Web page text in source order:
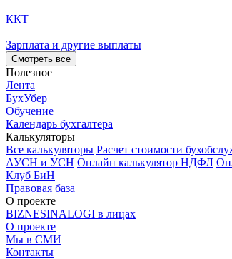
ККТ
Зарплата и другие выплаты
Смотреть все
Полезное
Лента
БухУбер
Обучение
Календарь бухгалтера
Калькуляторы
Все калькуляторы Расчет стоимости
АУСН и УСН Онлайн калькулятор НДФЛ
Клуб БиН
Правовая база
О проекте
BIZNESINALOGI в лицах
О проекте
Мы в СМИ
Контакты